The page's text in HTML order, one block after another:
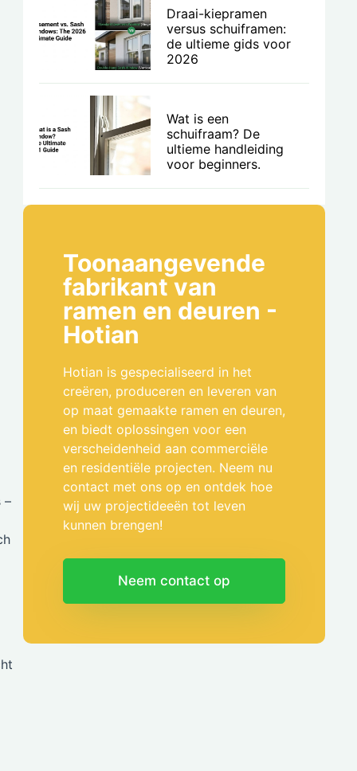
–
Draai-kiepramen
versus schuiframen:
de ultieme gids voor
2026
Wat is een
schuifraam? De
ultieme handleiding
voor beginners.
Toonaangevende
fabrikant van
ramen en deuren -
Hotian
Hotian is gespecialiseerd in het
creëren, produceren en leveren van
op maat gemaakte ramen en deuren,
en biedt oplossingen voor een
verscheidenheid aan commerciële
en residentiële projecten. Neem nu
contact met ons op en ontdek hoe
wij uw projectideeën tot leven
kunnen brengen!
Neem contact op